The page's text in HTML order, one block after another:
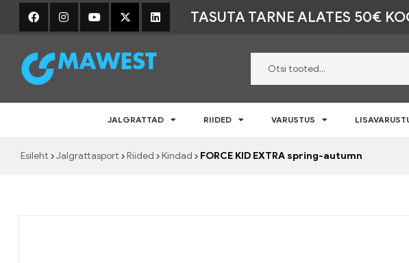
TASUTA TARNE ALATES 50€
Mawest
pood
JALGRATTAD RIIDED VARUSTUS
Esileht Jalgrattasport Riided Kindad FORCE KID EXTRA spring-autumn